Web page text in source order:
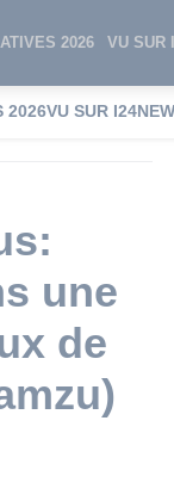
2026 VU SUR
2026VU SUR
une
de